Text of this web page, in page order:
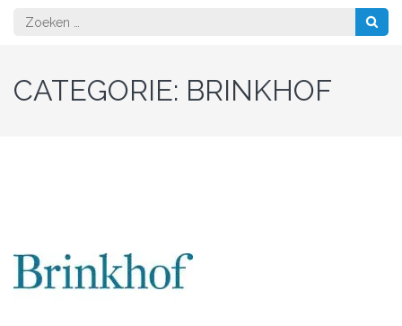
Zoeken
naar:
CATEGORIE: BRINKHOF